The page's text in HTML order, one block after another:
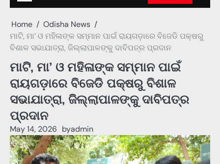
Home
Odisha News
ମାଟି, ମା’ ଓ ମହିଳାଙ୍କ ସମ୍ମାନ ପାଇଁ ରାୟଗଡ଼ାରେ ବିଜେଡି ପକ୍ଷରୁ
ବିଶାଳ ସଭାଯାତ୍ରା, ଜିଲ୍ଲାପାଳଙ୍କୁ ଦାବିପତ୍ର ପ୍ରଦାନ
ମାଟି, ମା’ ଓ ମହିଳାଙ୍କ ସମ୍ମାନ ପାଇଁ
ରାୟଗଡ଼ାରେ ବିଜେଡି ପକ୍ଷରୁ ବିଶାଳ
ସଭାଯାତ୍ରା, ଜିଲ୍ଲାପାଳଙ୍କୁ ଦାବିପତ୍ର
ପ୍ରଦାନ
May 14, 2026 byadmin